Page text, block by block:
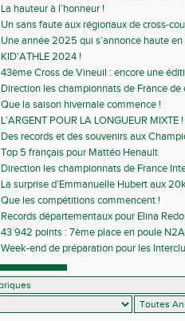
La hauteur à l’honneur !
Un sans faute aux régionaux de cross-
Une année 2025 qui s’annonce haute
KID'ATHLE 2024 !
43ème Cross de Vineuil : encore une
Direction les championnats de France de
Que la saison hivernale commence !
L’ARGENT POUR LA LONGUEUR MIXTE !
Des records et des souvenirs aux
Avenirs
Top 5 français pour Mattéo Henault
Direction les championnats de France
La surprise d’Emmanuelle Hubert aux
Que les compétitions commencent !
Records départementaux pour Elina
43 942 points : 7ème place en poule
Week-end de préparation pour les